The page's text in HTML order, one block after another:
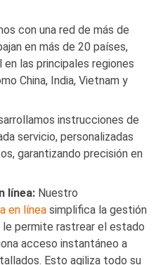
con una red de más de
en más de 20 países,
las principales regiones
China, India, Vietnam y
instrucciones de
servicio, personalizadas
garantizando precisión en
línea: Nuestro
en línea simplifica la gestión
permite rastrear el estado
acceso instantáneo a
Esto agiliza todo su